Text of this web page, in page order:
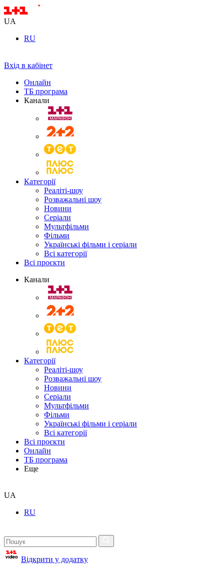
UA
RU
Вхід в кабінет
Онлайн
ТБ програма
Канали
Категорії
Реаліті-шоу
Розважальні шоу
Новини
Серіали
Мультфільми
Фільми
Українські фільми і серіали
Всі категорії
Всі проєкти
Канали
Категорії
Реаліті-шоу
Розважальні шоу
Новини
Серіали
Мультфільми
Фільми
Українські фільми і серіали
Всі категорії
Всі проєкти
Онлайн
ТБ програма
Еще
UA
RU
Відкрити у додатку